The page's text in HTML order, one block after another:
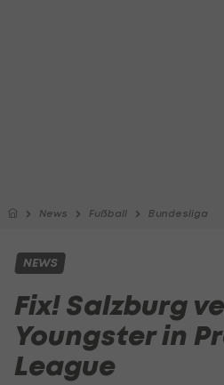
News Fußball Bundesliga
NEWS
Fix! Salzburg
Youngster in
League